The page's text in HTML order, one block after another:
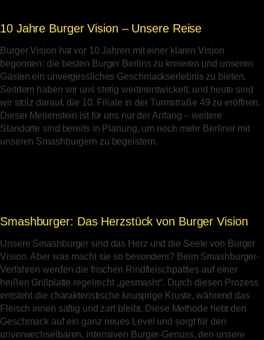
10 Jahre Burger Vision – Unsere Reise
Burger Vision hat vor 10 Jahren mit einer klaren Vision
begonnen: die besten Burger Berlins zu kreieren und unseren
Gästen ein unvergessliches Geschmackserlebnis zu bieten.
Seitdem haben wir uns stetig weiterentwickelt, und heute sind
wir stolz darauf, die 10. Filiale in der Turmstraße 49 zu eröffnen.
Dieser Meilenstein ist für uns nur der Anfang – weitere
Standorte sind bereits in Planung, um noch mehr Berliner mit
unseren Smashburgern zu begeistern.
Smashburger: Das Herzstück von Burger Vision
Unsere Smashburger sind das Herz und die Seele von Burger
Vision. Aber was macht sie so besonders? Beim Smashburger-
Verfahren werden die frischen Rindfleischpatties auf einer
heißen Grillplatte regelrecht „gesmasht“. Durch diesen Prozess
entsteht die charakteristische knusprige Kruste, während das
Fleisch innen saftig und zart bleibt. Diese Methode hebt den
Geschmack auf ein ganz neues Level und sorgt für den
unverwechselbaren, intensiven Burger-Genuss, den unsere